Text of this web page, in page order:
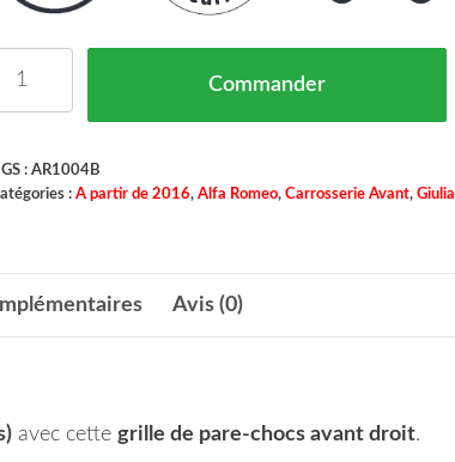
Commander
: AR1004B
: A partir de 2016, Alfa Romeo, Carrosserie Avant, Giulia
Avis (0)
avec cette grille de pare-chocs avant droit.